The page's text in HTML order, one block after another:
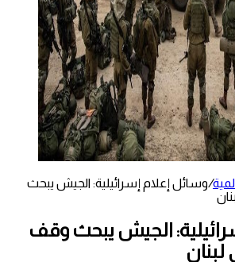
/وسائل إعلام إسرائيلية: الجيش يبحث
الجيش يبحث وقف
لبنان